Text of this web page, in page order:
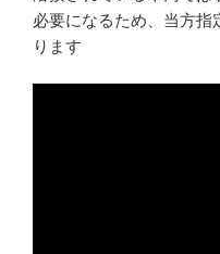
必要になるため、当方指
ります